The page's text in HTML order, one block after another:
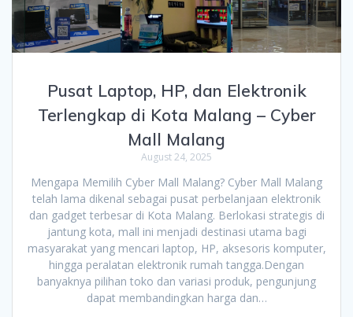
Pusat Laptop, HP, dan Elektronik
Terlengkap di Kota Malang – Cyber
Mall Malang
August 24, 2025
Mengapa Memilih Cyber Mall Malang? Cyber Mall Malang
telah lama dikenal sebagai pusat perbelanjaan elektronik
dan gadget terbesar di Kota Malang. Berlokasi strategis di
jantung kota, mall ini menjadi destinasi utama bagi
masyarakat yang mencari laptop, HP, aksesoris komputer,
hingga peralatan elektronik rumah tangga.Dengan
banyaknya pilihan toko dan variasi produk, pengunjung
dapat membandingkan harga dan…